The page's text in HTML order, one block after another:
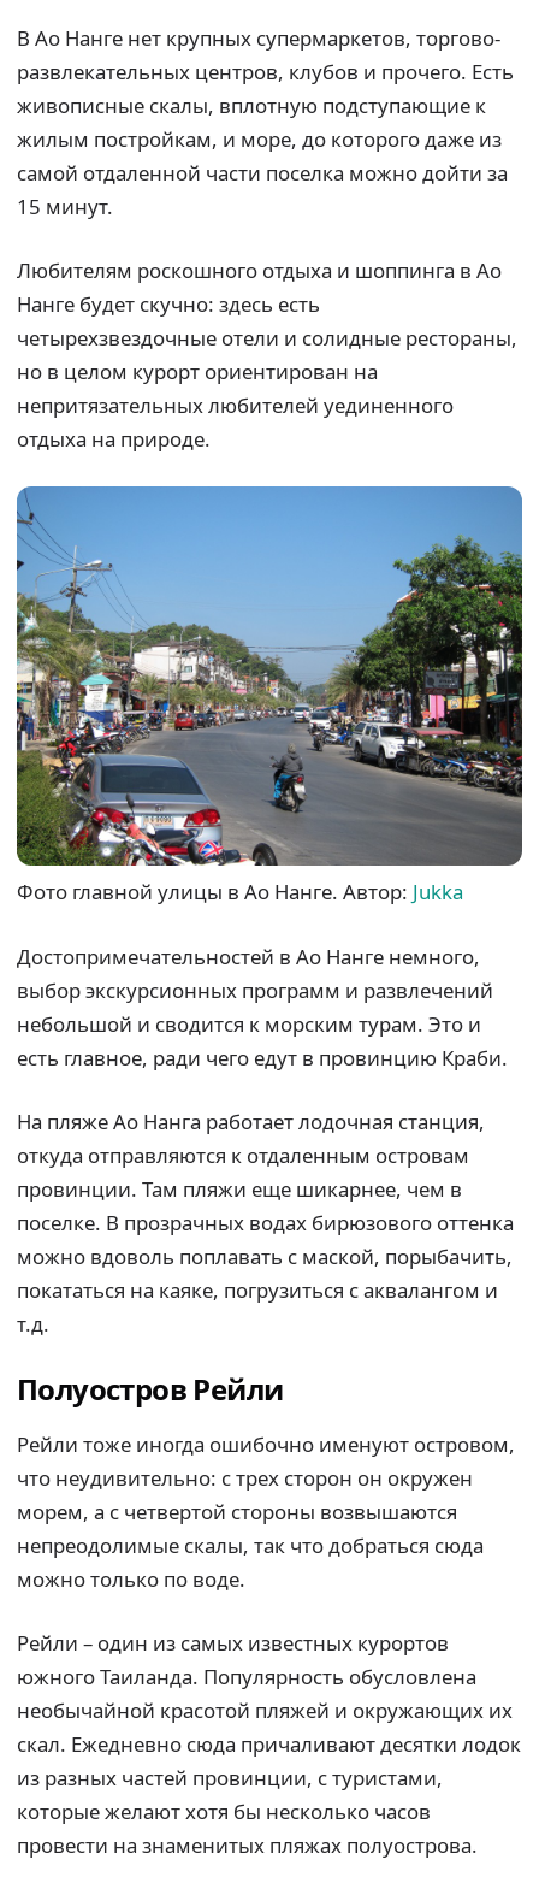
В Ао Нанге нет крупных супермаркетов, торгово-
развлекательных центров, клубов и прочего. Есть
живописные скалы, вплотную подступающие к
жилым постройкам, и море, до которого даже из
самой отдаленной части поселка можно дойти за
15 минут.
Любителям роскошного отдыха и шоппинга в Ао
Нанге будет скучно: здесь есть
четырехзвездочные отели и солидные рестораны,
но в целом курорт ориентирован на
непритязательных любителей уединенного
отдыха на природе.
Фото главной улицы в Ао Нанге. Автор: Jukka
Достопримечательностей в Ао Нанге немного,
выбор экскурсионных программ и развлечений
небольшой и сводится к морским турам. Это и
есть главное, ради чего едут в провинцию Краби.
На пляже Ао Нанга работает лодочная станция,
откуда отправляются к отдаленным островам
провинции. Там пляжи еще шикарнее, чем в
поселке. В прозрачных водах бирюзового оттенка
можно вдоволь поплавать с маской, порыбачить,
покататься на каяке, погрузиться с аквалангом и
т.д.
Полуостров Рейли
Рейли тоже иногда ошибочно именуют островом,
что неудивительно: с трех сторон он окружен
морем, а с четвертой стороны возвышаются
непреодолимые скалы, так что добраться сюда
можно только по воде.
Рейли – один из самых известных курортов
южного Таиланда. Популярность обусловлена
необычайной красотой пляжей и окружающих их
скал. Ежедневно сюда причаливают десятки лодок
из разных частей провинции, с туристами,
которые желают хотя бы несколько часов
провести на знаменитых пляжах полуострова.